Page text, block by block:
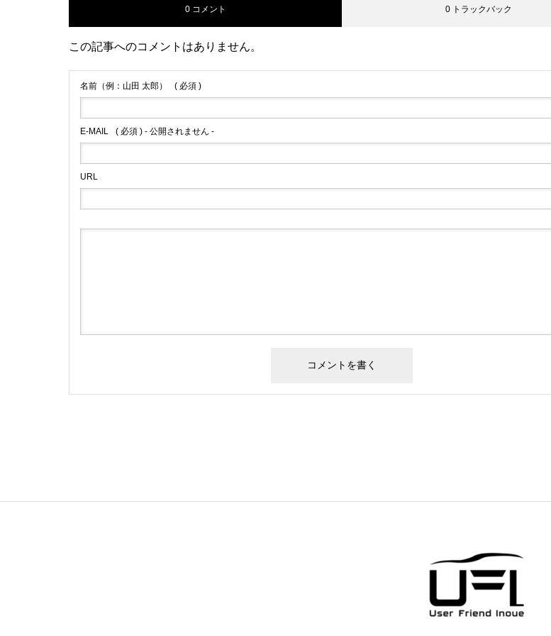
0 コメント 0 トラックバック
この記事へのコメントはありません。
名前（例：山田 太郎） ( 必須 )
E-MAIL ( 必須 ) - 公開されません -
URL